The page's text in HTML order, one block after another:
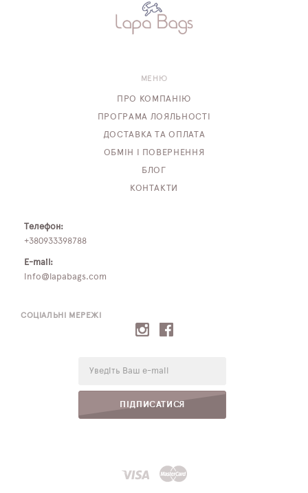
СОЦІАЛЬНІ МЕРЕЖІ
ПІДПИСАТИСЯ
МЕНЮ
ПРО КОМПАНІЮ
ПРОГРАМА ЛОЯЛЬНОСТІ
ДОСТАВКА ТА ОПЛАТА
ОБМІН І ПОВЕРНЕННЯ
БЛОГ
КОНТАКТИ
Телефон:
+380933398788
E-mail:
info@lapabags.com